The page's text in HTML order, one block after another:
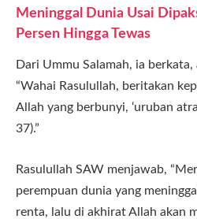
Meninggal Dunia Usai
Persen Hingga Tewas
Dari Ummu Salamah, ia
“Wahai Rasulullah, beritakan
Allah yang berbunyi, ‘uruban
37).”
Rasulullah SAW menjawab,
perempuan dunia yang
renta, lalu di akhirat Allah akan